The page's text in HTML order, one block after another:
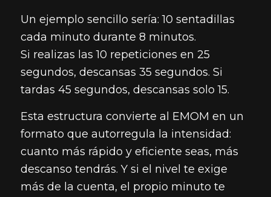
Un ejemplo sencillo sería: 10 sentadillas
cada minuto durante 8 minutos.
Si realizas las 10 repeticiones en 25
segundos, descansas 35 segundos. Si
tardas 45 segundos, descansas solo 15.
Esta estructura convierte al EMOM en un
formato que autorregula la intensidad:
cuanto más rápido y eficiente seas, más
descanso tendrás. Y si el nivel te exige
más de la cuenta, el propio minuto te